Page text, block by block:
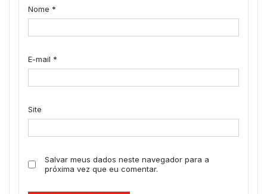
Nome *
E-mail *
Site
Salvar meus dados neste navegador para a
próxima vez que eu comentar.